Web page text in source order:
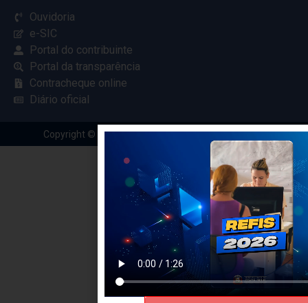
Ouvidoria
e-SIC
Portal do contribuinte
Portal da transparência
Contracheque online
Diário oficial
Copyright © 2024 Criado com pela Renovar Web